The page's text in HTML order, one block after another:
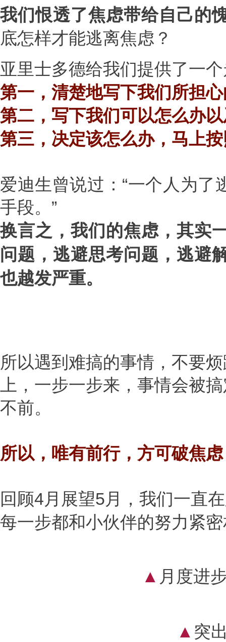
我们恨透了焦虑带给自己的
底怎样才能逃离焦虑？
亚里士多德给我们提供了一
第一，清楚地写下我们所担
第二，写下我们可以怎么办
第三，决定该怎么办，马上
爱迪生曾说过：“一个人为
手段。”
换言之，我们的焦虑，其实
问题，逃避思考问题，逃避
也越发严重。
所以遇到难搞的事情，不要
上，一步一步来，事情会被
不前。
所以，唯有前行，方可破焦
回顾4月展望5月，我们一直
每一步都和小伙伴的努力紧
▲ 月度进
▲ 突